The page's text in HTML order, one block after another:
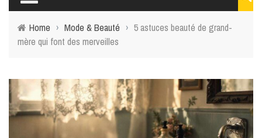
Home › Mode & Beauté › 5 astuces beauté de grand-
mère qui font des merveilles